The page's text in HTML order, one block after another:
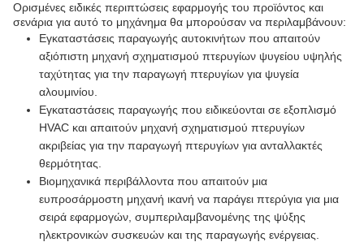
Ορισμένες ειδικές περιπτώσεις εφαρμογής του προϊόντος και
σενάρια για αυτό το μηχάνημα θα μπορούσαν να περιλαμβάνουν:
Εγκαταστάσεις παραγωγής αυτοκινήτων που απαιτούν
αξιόπιστη μηχανή σχηματισμού πτερυγίων ψυγείου υψηλής
ταχύτητας για την παραγωγή πτερυγίων για ψυγεία
αλουμινίου.
Εγκαταστάσεις παραγωγής που ειδικεύονται σε εξοπλισμό
HVAC και απαιτούν μηχανή σχηματισμού πτερυγίων
ακριβείας για την παραγωγή πτερυγίων για ανταλλακτές
θερμότητας.
Βιομηχανικά περιβάλλοντα που απαιτούν μια
ευπροσάρμοστη μηχανή ικανή να παράγει πτερύγια για μια
σειρά εφαρμογών, συμπεριλαμβανομένης της ψύξης
ηλεκτρονικών συσκευών και της παραγωγής ενέργειας.